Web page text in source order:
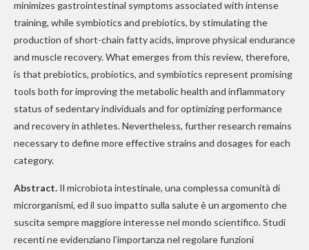
minimizes gastrointestinal symptoms associated with intense
training, while symbiotics and prebiotics, by stimulating the
production of short-chain fatty acids, improve physical endurance
and muscle recovery. What emerges from this review, therefore,
is that prebiotics, probiotics, and symbiotics represent promising
tools both for improving the metabolic health and inflammatory
status of sedentary individuals and for optimizing performance
and recovery in athletes. Nevertheless, further research remains
necessary to define more effective strains and dosages for each
category.
Abstract. Il microbiota intestinale, una complessa comunità di
microrganismi, ed il suo impatto sulla salute è un argomento che
suscita sempre maggiore interesse nel mondo scientifico. Studi
recenti ne evidenziano l’importanza nel regolare funzioni